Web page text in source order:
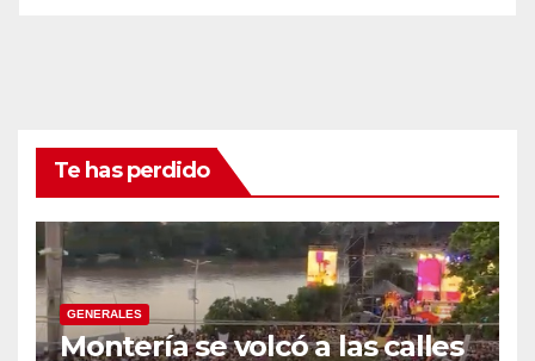
Te has perdido
GENERALES
Montería se volcó a las calles